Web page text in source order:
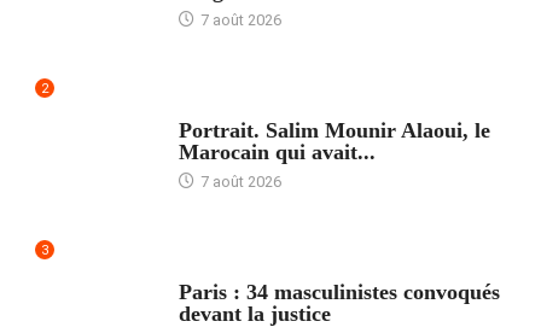
7 août 2026
2
Portrait. Salim Mounir Alaoui, le
Marocain qui avait...
7 août 2026
3
Paris : 34 masculinistes convoqués
devant la justice